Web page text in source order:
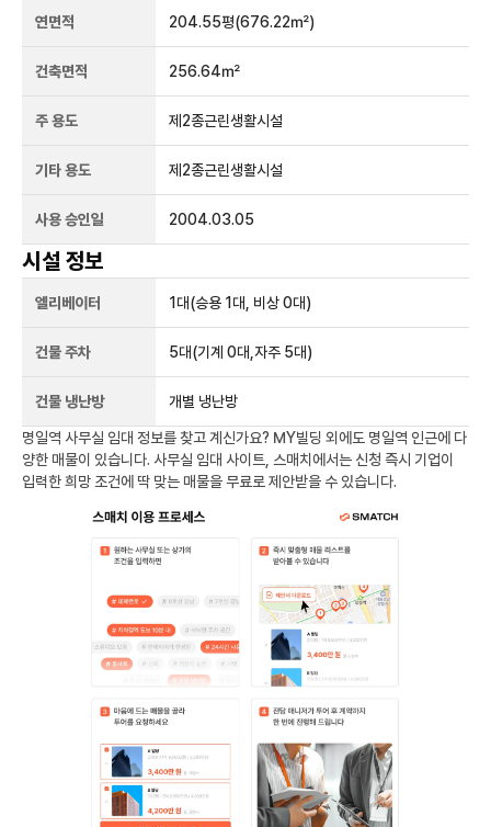
연면적 204.55평(676.22㎡)
건축면적 256.64㎡
주 용도 제2종근린생활시설
기타 용도 제2종근린생활시설
사용 승인일 2004.03.05
시설 정보
엘리베이터 1 대(승용 1대, 비상 0대)
건물 주차 5대(기계 0대,자주 5대)
건물 냉난방 개별 냉난방
명일역 사무실 임대 정보를 찾고 계신가요? MY빌딩 외에도 명일역 인근에 다
양한 매물이 있습니다. 사무실 임대 사이트, 스매치에서는 신청 즉시 기업이
입력한 희망 조건에 딱 맞는 매물을 무료로 제안받을 수 있습니다.